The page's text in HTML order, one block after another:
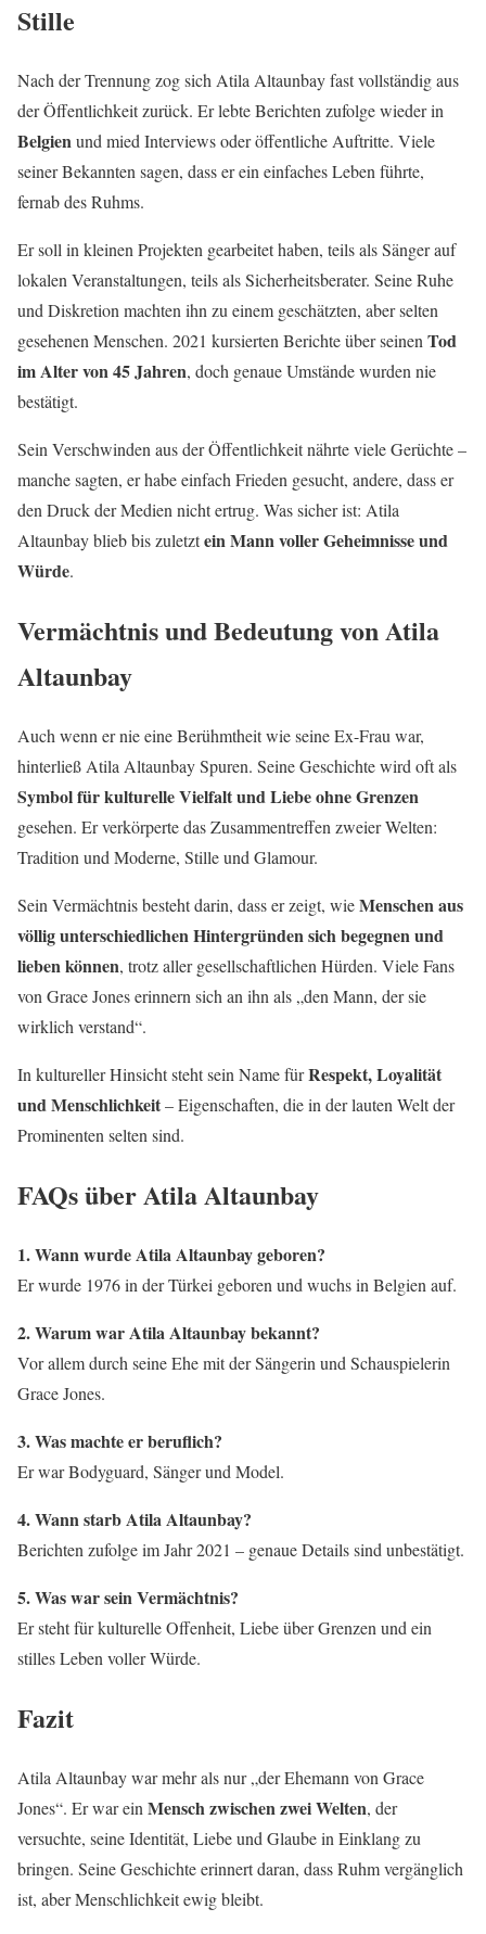
Stille
Nach der Trennung zog sich Atila Altaunbay fast vollständig aus
der Öffentlichkeit zurück. Er lebte Berichten zufolge wieder in
Belgienund mied Interviews oder öffentliche Auftritte. Viele
seiner Bekannten sagen, dass er ein einfaches Leben führte,
fernab des Ruhms.
Er soll in kleinen Projekten gearbeitet haben, teils als Sänger auf
lokalen Veranstaltungen, teils als Sicherheitsberater. Seine Ruhe
und Diskretion machten ihn zu einem geschätzten, aber selten
gesehenen Menschen. 2021 kursierten Berichte über seinen Tod
im Alter von 45 Jahren, doch genaue Umstände wurden nie
bestätigt.
Sein Verschwinden aus der Öffentlichkeit nährte viele Gerüchte –
manche sagten, er habe einfach Frieden gesucht, andere, dass er
den Druck der Medien nicht ertrug. Was sicher ist: Atila
Altaunbay blieb bis zuletztein Mann voller Geheimnisse und
Würde.
Vermächtnis und Bedeutung von Atila
Altaunbay
Auch wenn er nie eine Berühmtheit wie seine Ex-Frau war,
hinterließ Atila Altaunbay Spuren. Seine Geschichte wird oft als
Symbol für kulturelle Vielfalt und Liebe ohne Grenzen
gesehen. Er verkörperte das Zusammentreffen zweier Welten:
Tradition und Moderne, Stille und Glamour.
Sein Vermächtnis besteht darin, dass er zeigt, wieMenschen aus
völlig unterschiedlichen Hintergründen sich begegnen und
lieben können, trotz aller gesellschaftlichen Hürden. Viele Fans
von Grace Jones erinnern sich an ihn als „den Mann, der sie
wirklich verstand“.
In kultureller Hinsicht steht sein Name fürRespekt, Loyalität
und Menschlichkeit– Eigenschaften, die in der lauten Welt der
Prominenten selten sind.
FAQs über Atila Altaunbay
1. Wann wurde Atila Altaunbay geboren?
Er wurde 1976 in der Türkei geboren und wuchs in Belgien auf.
2. Warum war Atila Altaunbay bekannt?
Vor allem durch seine Ehe mit der Sängerin und Schauspielerin
Grace Jones.
3. Was machte er beruflich?
Er war Bodyguard, Sänger und Model.
4. Wann starb Atila Altaunbay?
Berichten zufolge im Jahr 2021 – genaue Details sind unbestätigt.
5. Was war sein Vermächtnis?
Er steht für kulturelle Offenheit, Liebe über Grenzen und ein
stilles Leben voller Würde.
Fazit
Atila Altaunbay war mehr als nur „der Ehemann von Grace
Jones“. Er war ein Mensch zwischen zwei Welten, der
versuchte, seine Identität, Liebe und Glaube in Einklang zu
bringen. Seine Geschichte erinnert daran, dass Ruhm vergänglich
ist, aber Menschlichkeit ewig bleibt.